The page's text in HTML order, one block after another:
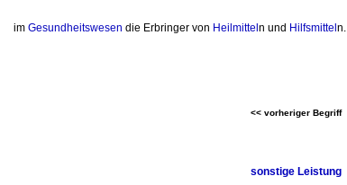
im Gesundheitswesen die Erbringer von Heilmittel n und Hilfsmittel n.
<< vorheriger Begriff
sonstige Leistung